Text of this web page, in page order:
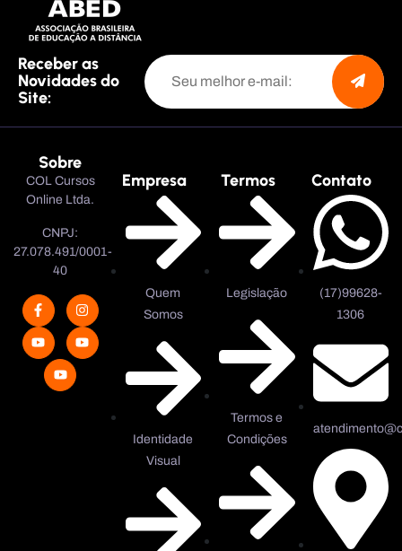
Receber as
Novidades do
Site:
Sobre
COL Cursos
Online Ltda.
CNPJ:
27.078.491/0001-
40
Empresa
Quem
Somos
Identidade
Visual
Termos
Legislação
Termos e
Condições
Contato
(17)99628-
1306